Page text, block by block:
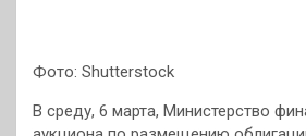
Фото: Shutterstock
В среду, 6 марта, Министерство